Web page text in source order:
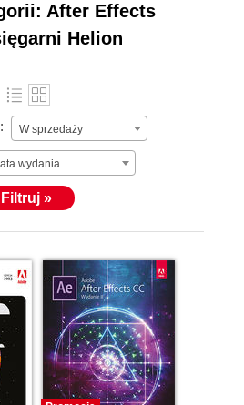
After Effects
Helion
W sprzedaży
wydania
Filtruj »